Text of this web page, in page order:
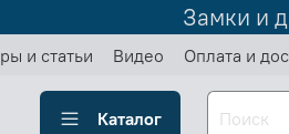
Замки и
и статьи Видео Оплата и
Каталог